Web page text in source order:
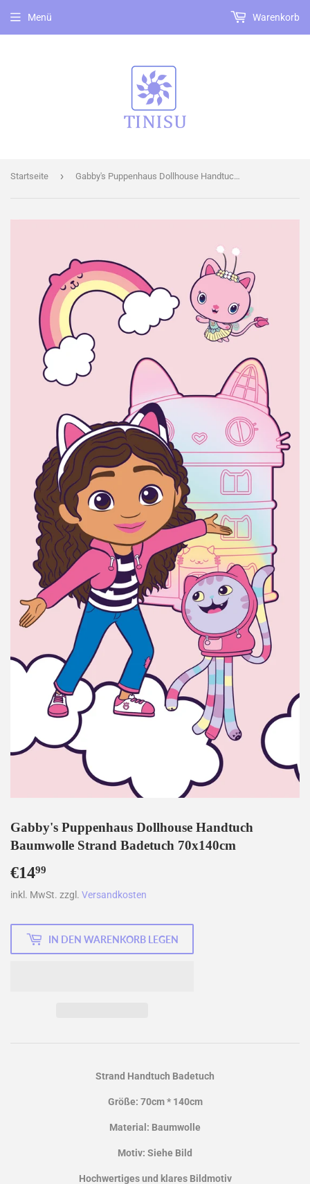
Menü Warenkorb
Startseite › Gabby's Puppenhaus Dollhouse Handtuch Baumwolle Strand Badetuch 70x140cm
Gabby's Puppenhaus Dollhouse Handtuch
Baumwolle Strand Badetuch 70x140cm
€1499
inkl. MwSt. zzgl. Versandkosten
IN DEN WARENKORB LEGEN
Strand Handtuch Badetuch
Größe: 70cm * 140cm
Material: Baumwolle
Motiv: Siehe Bild
Hochwertiges und klares Bildmotiv